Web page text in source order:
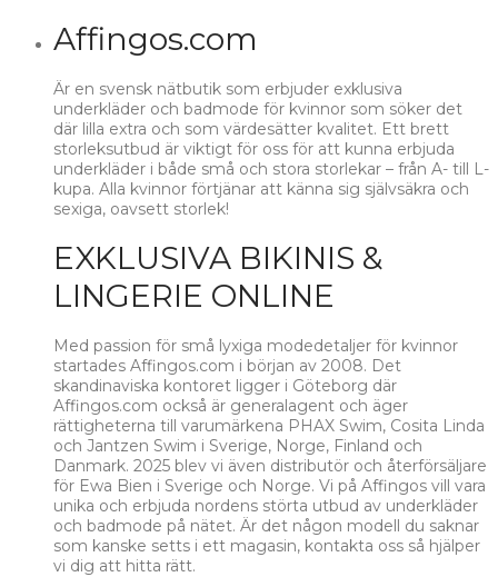
Affingos.com
Är en svensk nätbutik som erbjuder exklusiva
underkläder och badmode för kvinnor som söker det
där lilla extra och som värdesätter kvalitet. Ett brett
storleksutbud är viktigt för oss för att kunna erbjuda
underkläder i både små och stora storlekar – från A- till L-
kupa. Alla kvinnor förtjänar att känna sig självsäkra och
sexiga, oavsett storlek!
EXKLUSIVA BIKINIS &
LINGERIE ONLINE
Med passion för små lyxiga modedetaljer för kvinnor
startades Affingos.com i början av 2008. Det
skandinaviska kontoret ligger i Göteborg där
Affingos.com också är generalagent och äger
rättigheterna till varumärkena PHAX Swim, Cosita Linda
och Jantzen Swim i Sverige, Norge, Finland och
Danmark. 2025 blev vi även distributör och återförsäljare
för Ewa Bien i Sverige och Norge. Vi på Affingos vill vara
unika och erbjuda nordens störta utbud av underkläder
och badmode på nätet. Är det någon modell du saknar
som kanske setts i ett magasin, kontakta oss så hjälper
vi dig att hitta rätt.